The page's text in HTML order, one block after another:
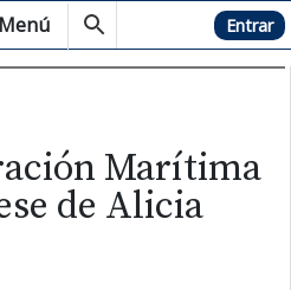
Menú Hemeroteca Entrar
Marítima
de Alicia